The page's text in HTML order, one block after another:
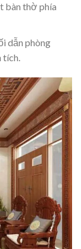
bàn thờ phía
dẫn phòng
tích.